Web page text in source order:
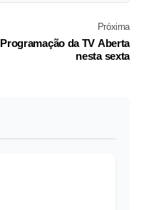
Próxima
Programação da TV Aberta
nesta sexta